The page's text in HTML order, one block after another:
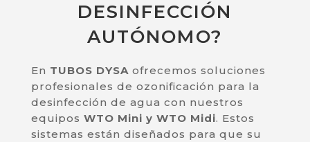
DESINFECCIÓN
AUTÓNOMO?
En TUBOS DYSAofrecemos soluciones
profesionales de ozonificación para la
desinfección de agua con nuestros
equipos WTO Mini y WTO Midi. Estos
sistemas están diseñados para que su